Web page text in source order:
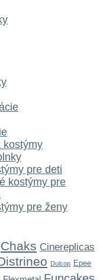
kostýmy
pre deti
kostýmy pre
pre ženy
Chaks Cinereplicas
Dulcop Epee